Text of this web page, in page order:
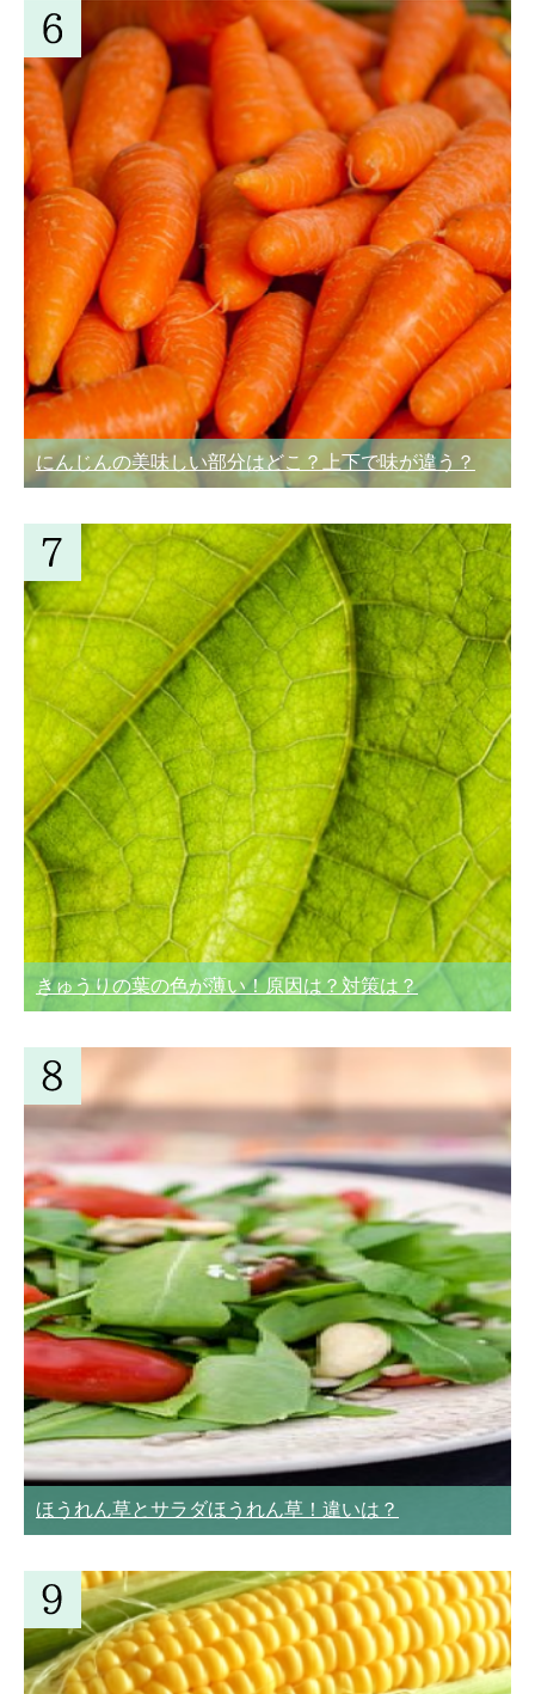
にんじんの美味しい部分はどこ？上下で味が違う？
きゅうりの葉の色が薄い！原因は？対策は？
ほうれん草とサラダほうれん草！違いは？